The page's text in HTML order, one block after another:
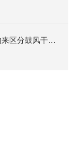
教你如何根据结构来区分鼓风干燥箱